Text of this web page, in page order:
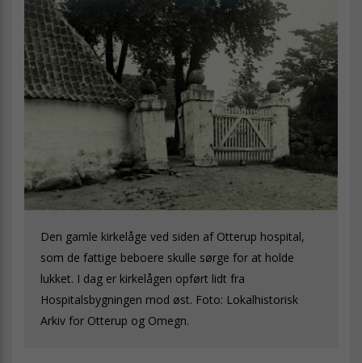
Den gamle kirkelåge ved siden af Otterup hospital,
som de fattige beboere skulle sørge for at holde
lukket. I dag er kirkelågen opført lidt fra
Hospitalsbygningen mod øst. Foto: Lokalhistorisk
Arkiv for Otterup og Omegn.